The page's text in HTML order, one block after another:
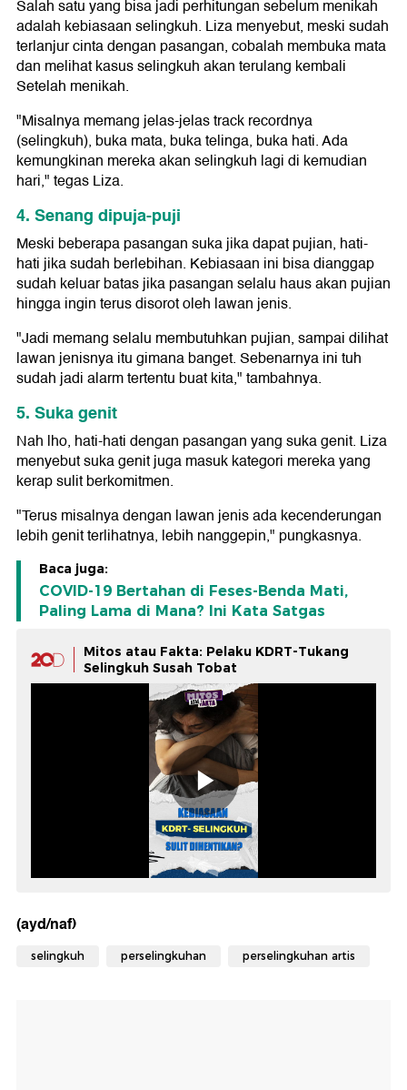
Salah satu yang bisa jadi perhitungan sebelum menikah
adalah kebiasaan selingkuh. Liza menyebut, meski sudah
terlanjur cinta dengan pasangan, cobalah membuka mata
dan melihat kasus selingkuh akan terulang kembali
Setelah menikah.
"Misalnya memang jelas-jelas track recordnya
(selingkuh), buka mata, buka telinga, buka hati. Ada
kemungkinan mereka akan selingkuh lagi di kemudian
hari," tegas Liza.
4. Senang dipuja-puji
Meski beberapa pasangan suka jika dapat pujian, hati-
hati jika sudah berlebihan. Kebiasaan ini bisa dianggap
sudah keluar batas jika pasangan selalu haus akan pujian
hingga ingin terus disorot oleh lawan jenis.
"Jadi memang selalu membutuhkan pujian, sampai dilihat
lawan jenisnya itu gimana banget. Sebenarnya ini tuh
sudah jadi alarm tertentu buat kita," tambahnya.
5. Suka genit
Nah lho, hati-hati dengan pasangan yang suka genit. Liza
menyebut suka genit juga masuk kategori mereka yang
kerap sulit berkomitmen.
"Terus misalnya dengan lawan jenis ada kecenderungan
lebih genit terlihatnya, lebih nanggepin," pungkasnya.
Baca juga:
COVID-19 Bertahan di Feses-Benda Mati,
Paling Lama di Mana? Ini Kata Satgas
Mitos atau Fakta: Pelaku KDRT-Tukang
Selingkuh Susah Tobat
(ayd/naf)
selingkuh perselingkuhan perselingkuhan artis